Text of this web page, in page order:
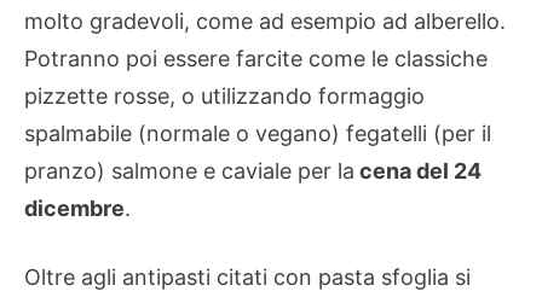
molto gradevoli, come ad esempio ad alberello.
Potranno poi essere farcite come le classiche
pizzette rosse, o utilizzando formaggio
spalmabile (normale o vegano) fegatelli (per il
pranzo) salmone e caviale per la cena del 24
dicembre.
Oltre agli antipasti citati con pasta sfoglia si